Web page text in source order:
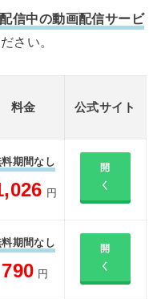
信中の動画配信サービ
さい。
料金 公式サイト
期間なし
円
開
く
期間なし
790 円
開
く